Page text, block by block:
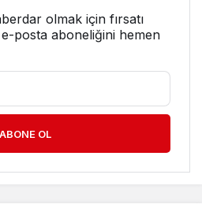
olmak için fırsatı
posta aboneliğini hemen
ABONE OL